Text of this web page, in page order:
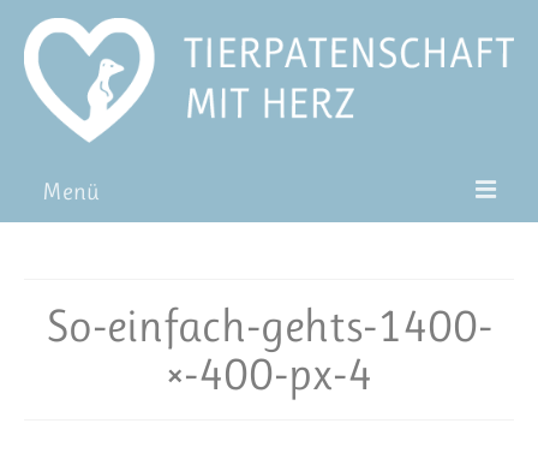
Menü
Pat*in werden
Patenschaft verschenken
So-einfach-gehts-1400-
×-400-px-4